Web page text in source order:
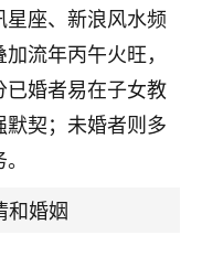
座、新浪风水频
流年丙午火旺，
婚者易在子女教
契；未婚者则多
和婚姻
屡受挫，店开一家关
就出事。前些年攒的
想找人看看到底怎么